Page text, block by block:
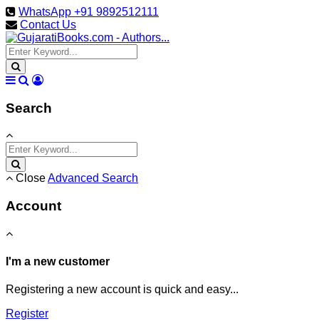
WhatsApp +91 9892512111
Contact Us
Search
CloseAdvanced Search
Account
I'm a new customer
Registering a new account is quick and easy...
Register